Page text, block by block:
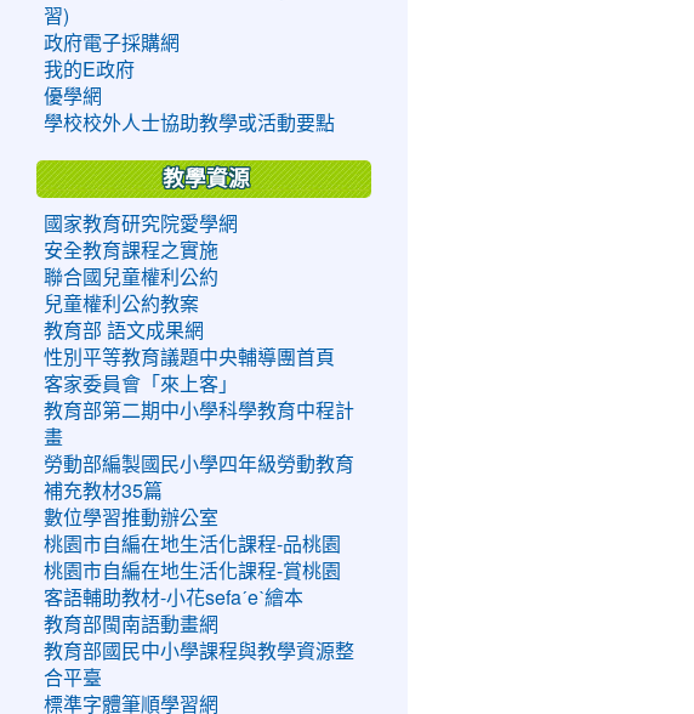
習)
政府電子採購網
我的E政府
優學網
學校校外人士協助教學或活動要點
教學資源
國家教育研究院愛學網
安全教育課程之實施
聯合國兒童權利公約
兒童權利公約教案
教育部 語文成果網
性別平等教育議題中央輔導團首頁
客家委員會「來上客」
教育部第二期中小學科學教育中程計
畫
勞動部編製國民小學四年級勞動教育
補充教材35篇
數位學習推動辦公室
桃園市自編在地生活化課程-品桃園
桃園市自編在地生活化課程-賞桃園
客語輔助教材-小花sefaˊeˋ繪本
教育部閩南語動畫網
教育部國民中小學課程與教學資源整
合平臺
標準字體筆順學習網